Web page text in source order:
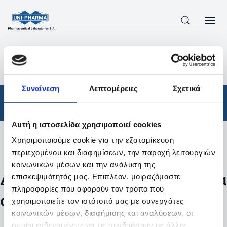
Συναίνεση Λεπτομέρειες Σχετικά
Αυτή η ιστοσελίδα χρησιμοποιεί cookies
Χρησιμοποιούμε cookie για την εξατομίκευση
περιεχομένου και διαφημίσεων, την παροχή λειτουργιών
κοινωνικών μέσων και την ανάλυση της
επισκεψιμότητάς μας. Επιπλέον, μοιραζόμαστε
πληροφορίες που αφορούν τον τρόπο που
χρησιμοποιείτε τον ιστότοπό μας με συνεργάτες
κοινωνικών μέσων, διαφήμισης και αναλύσεων, οι
οποίοι ενδεχομένως να τις συνδυάσουν με άλλες
ΠΡΟΪΟΝΤΑ
ΑΠΟΤΕΛΕΣΜΑΤΑ ΑΝΑΖΗΤΗΣΗΣ
Φάρμακα
Φίλτρα
Δεν βρέθηκαν προϊόντα με τα
συγκεκριμένα φίλτρα